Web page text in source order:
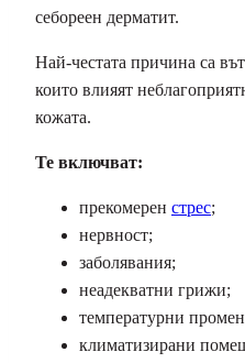
себореен дерматит.
Най-честата причина са
които влияят
кожата.
Те включват:
прекомерен стрес;
нервност;
заболявания;
неадекватни грижи;
температурни
климатизирани